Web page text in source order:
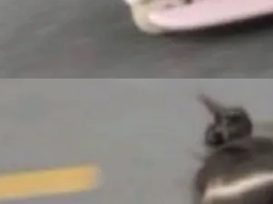
从 S3 恢复 SQLite 数据
持久化的唯一真相...
，要么是vivo X300 E这
Z Fold8 Ultra / Z Fold8 /
均在7月22日发布，且全
for Galaxy，它们本该
Early Access 阶段。 De
写在 landing page 最显
is made between com
之间写出来的。git
退到任何一次编辑：Delt
的每一次操作，...
支达 183 亿美元
Tunguz 博客（VC 分
第二季度业绩报告，Spac
四成。 与亚马逊、Alpha
传统科技巨头相比，Spa
程 agent；Muse Spark
新模型。一句话概括：